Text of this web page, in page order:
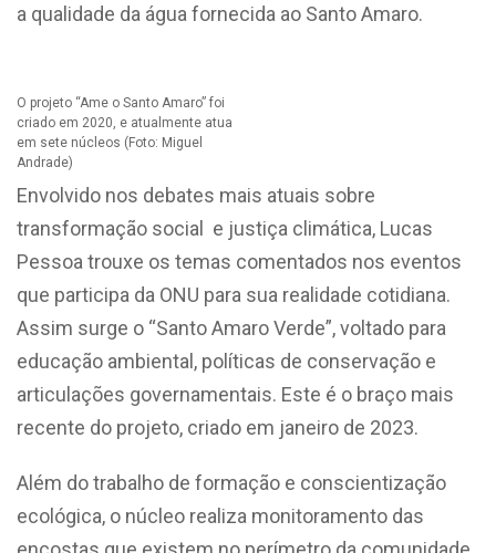
a qualidade da água fornecida ao Santo Amaro.
O projeto “Ame o Santo Amaro” foi
criado em 2020, e atualmente atua
em sete núcleos (Foto: Miguel
Andrade)
Envolvido nos debates mais atuais sobre
transformação social e justiça climática, Lucas
Pessoa trouxe os temas comentados nos eventos
que participa da ONU para sua realidade cotidiana.
Assim surge o “Santo Amaro Verde”, voltado para
educação ambiental, políticas de conservação e
articulações governamentais. Este é o braço mais
recente do projeto, criado em janeiro de 2023.
Além do trabalho de formação e conscientização
ecológica, o núcleo realiza monitoramento das